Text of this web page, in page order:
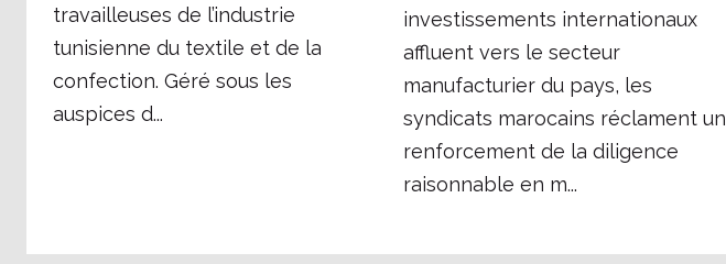
travailleuses de l’industrie
tunisienne du textile et de la
confection. Géré sous les
auspices d...
investissements internationaux
affluent vers le secteur
manufacturier du pays, les
syndicats marocains réclament un
renforcement de la diligence
raisonnable en m...